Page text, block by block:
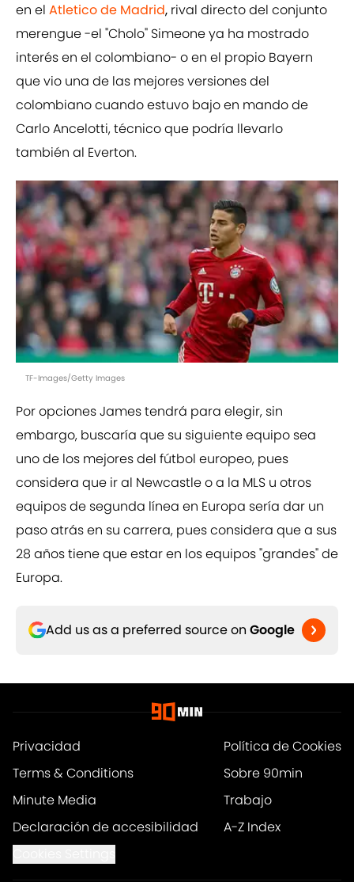
en el Atletico de Madrid, rival directo del conjunto
merengue -el "Cholo" Simeone ya ha mostrado
interés en el colombiano- o en el propio Bayern
que vio una de las mejores versiones del
colombiano cuando estuvo bajo en mando de
Carlo Ancelotti, técnico que podría llevarlo
también al Everton.
TF-Images/Getty Images
Por opciones James tendrá para elegir, sin
embargo, buscaría que su siguiente equipo sea
uno de los mejores del fútbol europeo, pues
considera que ir al Newcastle o a la MLS u otros
equipos de segunda línea en Europa sería dar un
paso atrás en su carrera, pues considera que a sus
28 años tiene que estar en los equipos "grandes" de
Europa.
Add us as a preferred source on Google
Privacidad
Política de Cookies
Terms & Conditions
Sobre 90min
Minute Media
Trabajo
Declaración de accesibilidad
A-Z Index